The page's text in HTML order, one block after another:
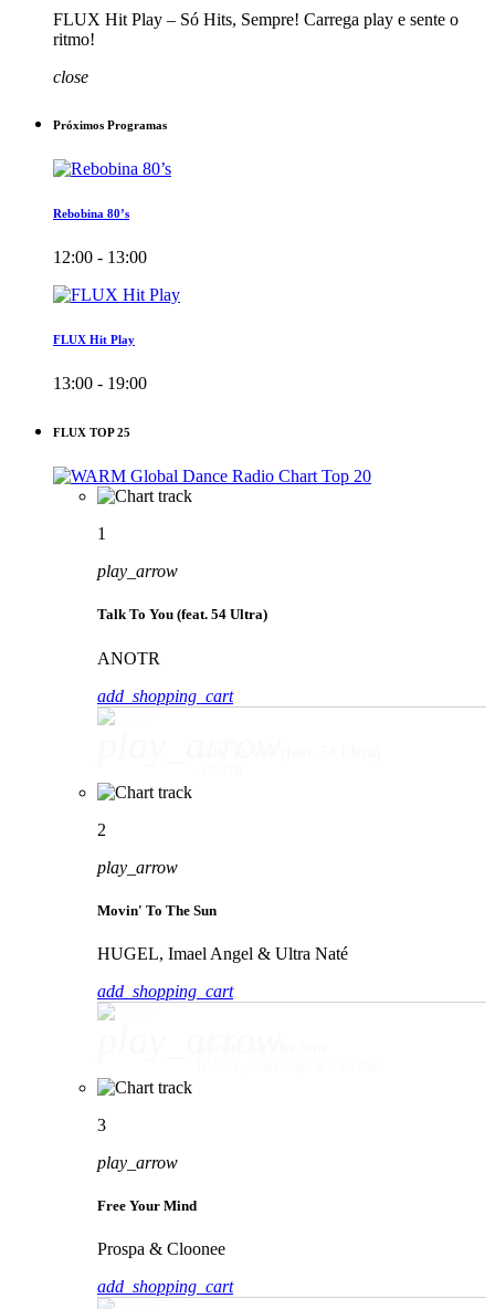
FLUX Hit Play – Só Hits, Sempre! Carrega play e sente o
ritmo!
close
Próximos Programas
Rebobina 80’s
12:00 - 13:00
FLUX Hit Play
13:00 - 19:00
FLUX TOP 25
1
play_arrow
Talk To You (feat. 54 Ultra)
ANOTR
add_shopping_cart
2
play_arrow
Movin' To The Sun
HUGEL, Imael Angel & Ultra Naté
add_shopping_cart
3
play_arrow
Free Your Mind
Prospa & Cloonee
add_shopping_cart